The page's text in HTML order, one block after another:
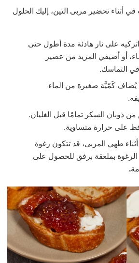
أثناء تحضير مربى التين، إليك الحلول
على نار هادئة مدة أطول حتى
أو أضيفي المزيد من عصير
التماسك.
يُضاف كَمّيَّة صغيرة من الماء
ذوبان السكر تمامًا قبل الغليان.
على حرارة متساوية.
طهي المربى، قد تتكون رغوة
بملعقة برفق للحصول على
.